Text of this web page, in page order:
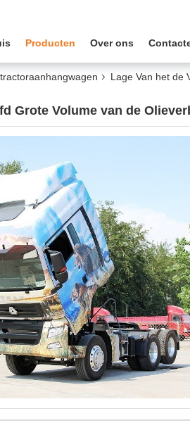
Producten Over ons
Lage Van het de
Grote Volume van de